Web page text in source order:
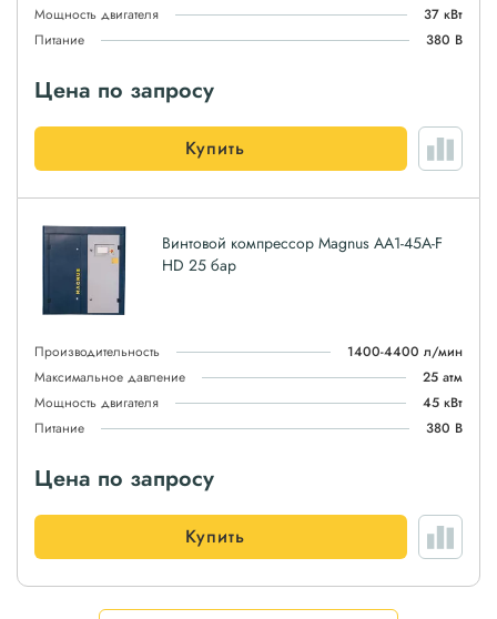
Мощность двигателя
37 кВт
Питание
380 В
Цена по запросу
Купить
Винтовой компрессор Magnus АА1-45A-F
HD 25 бар
Производительность
1400-4400 л/мин
Максимальное давление
25 атм
Мощность двигателя
45 кВт
Питание
380 В
Цена по запросу
Купить